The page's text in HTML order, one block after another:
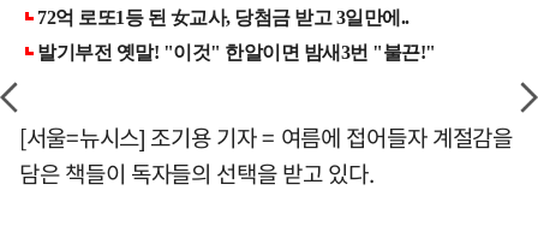
[서울=뉴시스] 조기용 기자 = 여름에 접어들자 계절감을
담은 책들이 독자들의 선택을 받고 있다.